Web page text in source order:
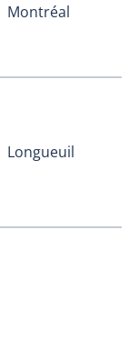
Montréal
Longueuil